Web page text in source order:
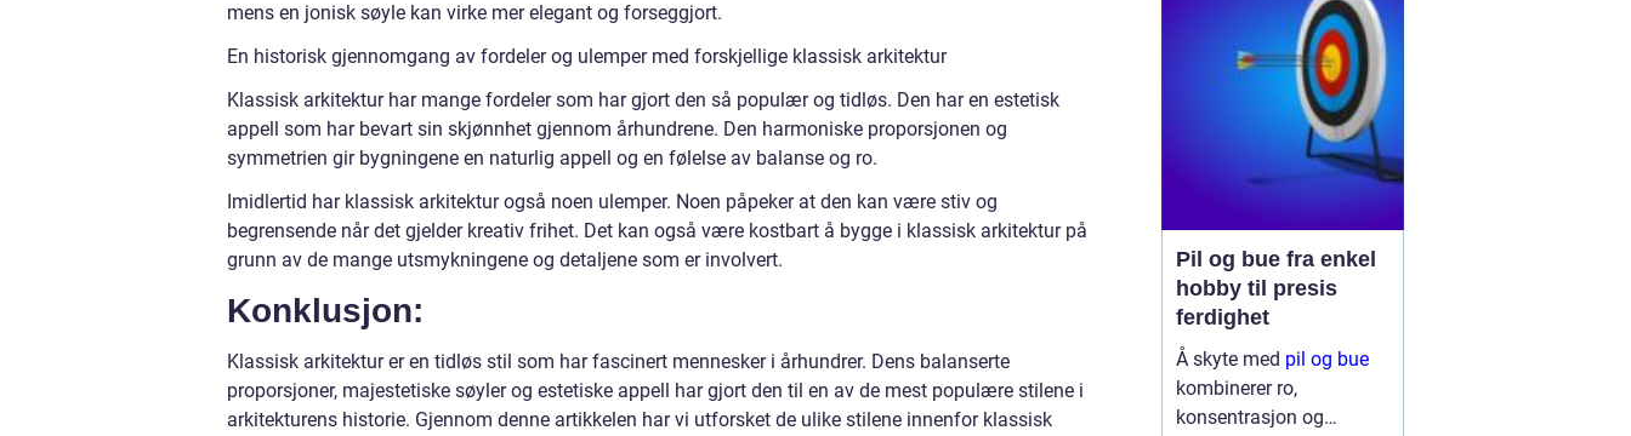
mens en jonisk søyle kan virke mer elegant og forseggjort.
En historisk gjennomgang av fordeler og ulemper med forskjellige klassisk arkitektur
Klassisk arkitektur har mange fordeler som har gjort den så populær og tidløs. Den har en estetisk
appell som har bevart sin skjønnhet gjennom århundrene. Den harmoniske proporsjonen og
symmetrien gir bygningene en naturlig appell og en følelse av balanse og ro.
Imidlertid har klassisk arkitektur også noen ulemper. Noen påpeker at den kan være stiv og
begrensende når det gjelder kreativ frihet. Det kan også være kostbart å bygge i klassisk arkitektur på
grunn av de mange utsmykningene og detaljene som er involvert.
Konklusjon:
Klassisk arkitektur er en tidløs stil som har fascinert mennesker i århundrer. Dens balanserte
proporsjoner, majestetiske søyler og estetiske appell har gjort den til en av de mest populære stilene i
arkitekturens historie. Gjennom denne artikkelen har vi utforsket de ulike stilene innenfor klassisk
finnes i alle boliger, bygg
og bedrifte...
Pil og bue fra enkel
hobby til presis
ferdighet
Å skyte med pil og bue
kombinerer ro,
konsentrasjon og